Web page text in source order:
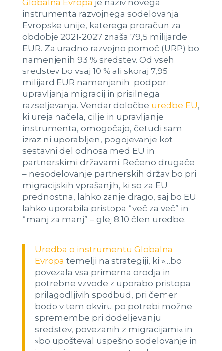
Globalna Evropa je naziv novega
instrumenta razvojnega sodelovanja
Evropske unije, katerega proračun za
obdobje 2021-2027 znaša 79,5 milijarde
EUR. Za uradno razvojno pomoč (URP) bo
namenjenih 93 % sredstev. Od vseh
sredstev bo vsaj 10 % ali skoraj 7,95
milijard EUR namenjenih podpori
upravljanja migracij in prisilnega
razseljevanja. Vendar določbe uredbe EU,
ki ureja načela, cilje in upravljanje
instrumenta, omogočajo, četudi sam
izraz ni uporabljen, pogojevanje kot
sestavni del odnosa med EU in
partnerskimi državami. Rečeno drugače
– nesodelovanje partnerskih držav bo pri
migracijskih vprašanjih, ki so za EU
prednostna, lahko zanje drago, saj bo EU
lahko uporabila pristopa “več za več” in
“manj za manj” – glej 8.10 člen uredbe.
Uredba o instrumentu Globalna
Evropa temelji na strategiji, ki »…bo
povezala vsa primerna orodja in
potrebne vzvode z uporabo pristopa
prilagodljivih spodbud, pri čemer
bodo v tem okviru po potrebi možne
spremembe pri dodeljevanju
sredstev, povezanih z migracijami« in
»bo upošteval uspešno sodelovanje in